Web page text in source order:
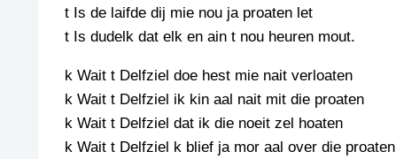
JURYRAPPORT
FOTO’S
2026
STRIPS
TIEDSCHRIFT
KREUZE
TENEEL
t Is de laifde dij mie nou ja proaten let
t Is dudelk dat elk en ain t nou heuren mout.
k Wait t Delfziel doe hest mie nait verloaten
k Wait t Delfziel ik kin aal nait mit die proaten
k Wait t Delfziel dat ik die noeit zel hoaten
k Wait t Delfziel k blief ja mor aal over die proaten